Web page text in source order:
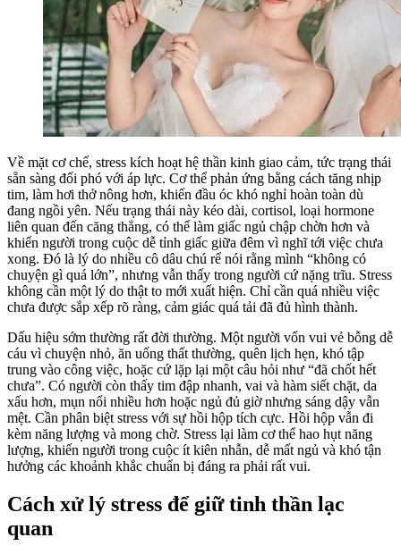
Về mặt cơ chế, stress kích hoạt hệ thần kinh giao cảm, tức trạng thái
sẵn sàng đối phó với áp lực. Cơ thể phản ứng bằng cách tăng nhịp
tim, làm hơi thở nông hơn, khiến đầu óc khó nghỉ hoàn toàn dù
đang ngồi yên. Nếu trạng thái này kéo dài, cortisol, loại hormone
liên quan đến căng thẳng, có thể làm giấc ngủ chập chờn hơn và
khiến người trong cuộc dễ tỉnh giấc giữa đêm vì nghĩ tới việc chưa
xong. Đó là lý do nhiều cô dâu chú rể nói rằng mình “không có
chuyện gì quá lớn”, nhưng vẫn thấy trong người cứ nặng trĩu. Stress
không cần một lý do thật to mới xuất hiện. Chỉ cần quá nhiều việc
chưa được sắp xếp rõ ràng, cảm giác quá tải đã đủ hình thành.
Dấu hiệu sớm thường rất đời thường. Một người vốn vui vẻ bỗng dễ
cáu vì chuyện nhỏ, ăn uống thất thường, quên lịch hẹn, khó tập
trung vào công việc, hoặc cứ lặp lại một câu hỏi như “đã chốt hết
chưa”. Có người còn thấy tim đập nhanh, vai và hàm siết chặt, da
xấu hơn, mụn nổi nhiều hơn hoặc ngủ đủ giờ nhưng sáng dậy vẫn
mệt. Cần phân biệt stress với sự hồi hộp tích cực. Hồi hộp vẫn đi
kèm năng lượng và mong chờ. Stress lại làm cơ thể hao hụt năng
lượng, khiến người trong cuộc ít kiên nhẫn, dễ mất ngủ và khó tận
hưởng các khoảnh khắc chuẩn bị đáng ra phải rất vui.
Cách xử lý stress để giữ tinh thần lạc
quan